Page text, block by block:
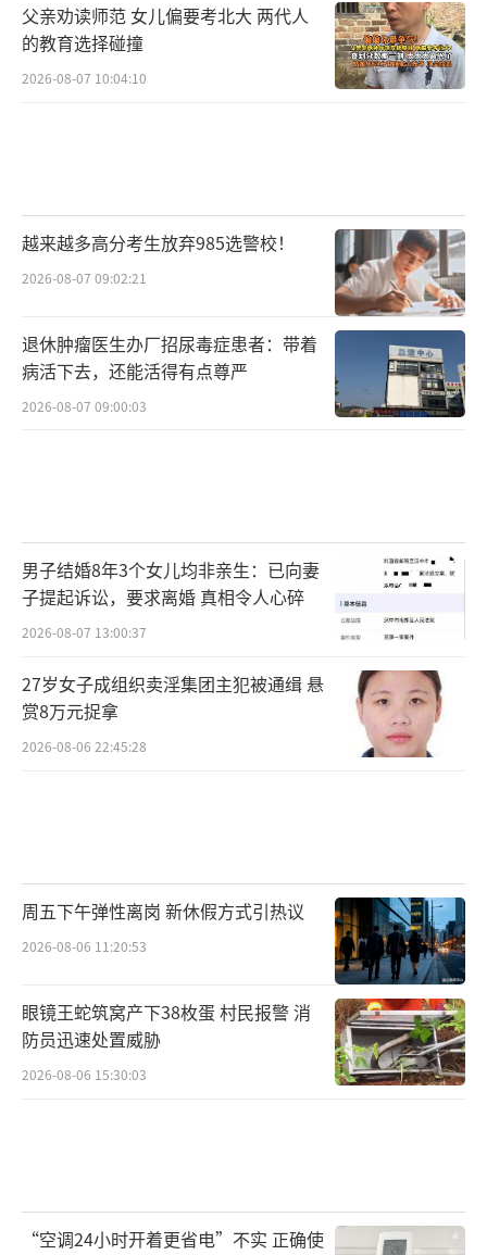
父亲劝读师范 女儿偏要考北大 两代人
的教育选择碰撞
2026-08-07 10:04:10
越来越多高分考生放弃985选警校！
2026-08-07 09:02:21
退休肿瘤医生办厂招尿毒症患者：带着
病活下去，还能活得有点尊严
2026-08-07 09:00:03
男子结婚8年3个女儿均非亲生：已向妻
子提起诉讼，要求离婚 真相令人心碎
2026-08-07 13:00:37
27岁女子成组织卖淫集团主犯被通缉 悬
赏8万元捉拿
2026-08-06 22:45:28
周五下午弹性离岗 新休假方式引热议
2026-08-06 11:20:53
眼镜王蛇筑窝产下38枚蛋 村民报警 消
防员迅速处置威胁
2026-08-06 15:30:03
“空调24小时开着更省电”不实 正确使